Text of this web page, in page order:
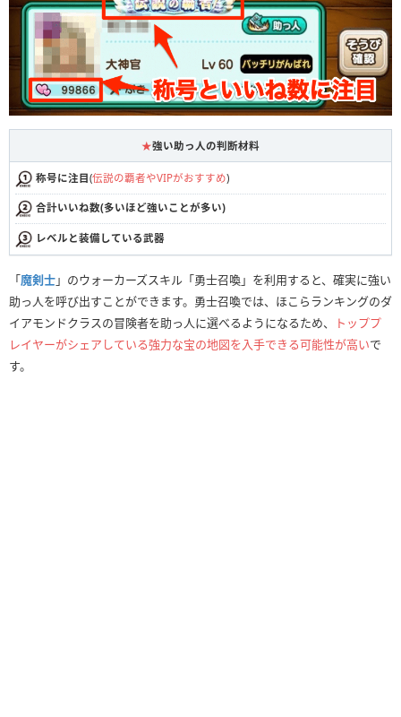
★強い助っ人の判断材料
称号に注目(伝説の覇者やVIPがおすすめ)
合計いいね数(多いほど強いことが多い)
レベルと装備している武器
「魔剣士」のウォーカーズスキル「勇士召喚」を利用すると、確実に強い
助っ人を呼び出すことができます。勇士召喚では、ほこらランキングのダ
イアモンドクラスの冒険者を助っ人に選べるようになるため、
トッププ
レイヤーがシェアしている強力な宝の地図を入手できる可能性が高いで
す。